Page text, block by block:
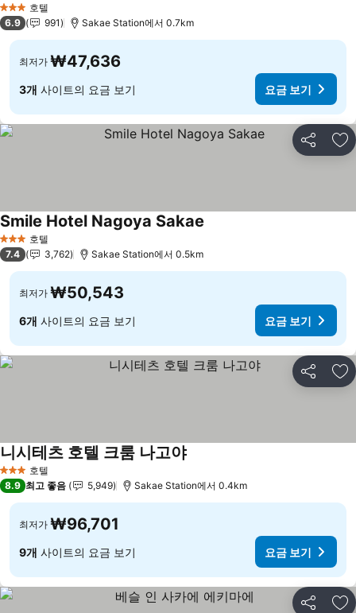
3 성급 호텔
6.9 991 Sakae Station에서 0.7km
최저가 ₩47,636
3개 사이트의 요금 보기 요금 보기
공유 즐
3 성급 호텔
Smile Hotel Nagoya Sakae
7.4 3,762 Sakae Station에서 0.5km
최저가 ₩50,543
6개 사이트의 요금 보기 요금 보기
공유 즐
3 성급 호텔
니시테츠 호텔 크룸 나고야
8.9 최고 좋음 5,949 Sakae Station에서 0.4km
최저가 ₩96,701
9개 사이트의 요금 보기 요금 보기
공유